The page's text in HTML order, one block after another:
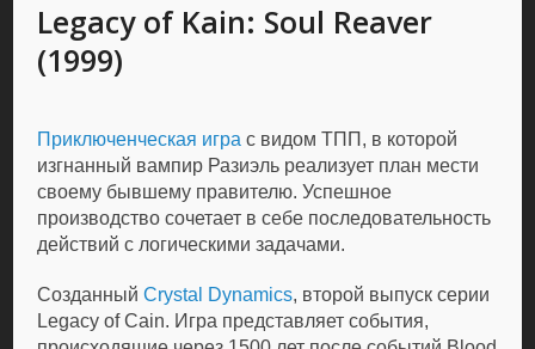
Legacy of Kain: Soul Reaver
(1999)
Приключенческая игра с видом ТПП, в которой
изгнанный вампир Разиэль реализует план мести
своему бывшему правителю. Успешное
производство сочетает в себе последовательность
действий с логическими задачами.
СозданныйCrystal Dynamics, второй выпуск серии
Legacy of Cain. Игра представляет события,